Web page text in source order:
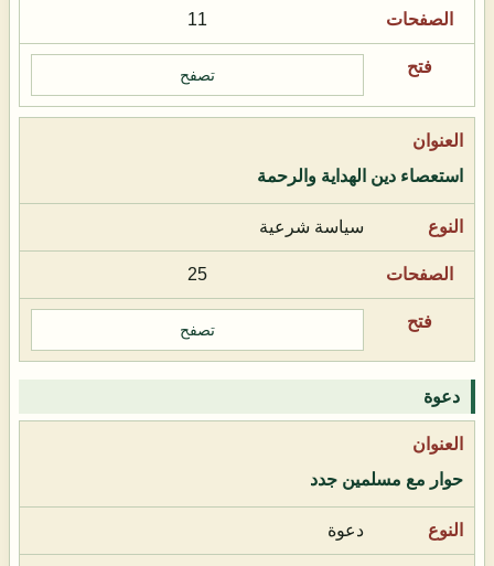
11
تصفح
استعصاء دين الهداية والرحمة
سياسة شرعية
25
تصفح
دعوة
حوار مع مسلمين جدد
دعوة